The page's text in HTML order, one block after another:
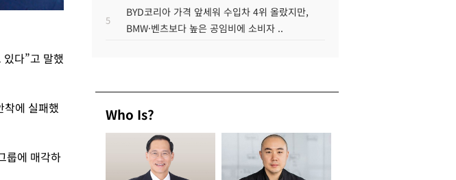
다”고 말했
착에 실패했
룹에 매각하
5
BYD코리아 가격 앞세워 수입차 4위 올랐지만,
BMW·벤츠보다 높은 공임비에 소비자 ..
Who Is?